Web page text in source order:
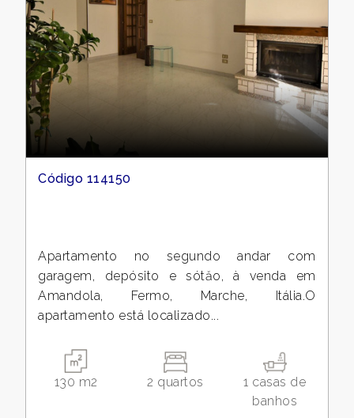
Código 114150
Apartamento no segundo andar com
garagem, depósito e sótăo, à venda em
Amandola, Fermo, Marche, Itália.O
apartamento está localizado...
130 m2 2 quartos
1 casas de
banhos